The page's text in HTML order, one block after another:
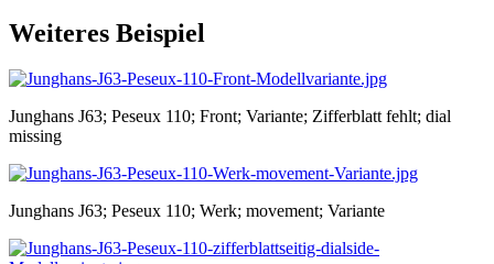
Weiteres Beispiel
Junghans J63; Peseux 110; Front; Variante; Zifferblatt fehlt; dial
missing
Junghans J63; Peseux 110; Werk; movement; Variante